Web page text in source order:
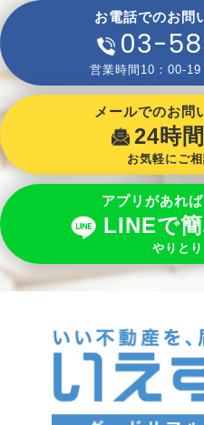
お電話でのお問
03-
営業時間10：00-
メールでのお問
24時
お気軽にご
アプリがあれ
LINEで
やりとり